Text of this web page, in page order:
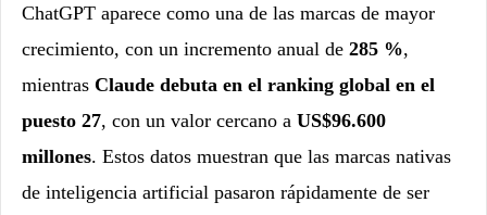
ChatGPT aparece como una de las marcas de mayor
crecimiento, con un incremento anual de 285 %,
mientras Claude debuta en el ranking global en el
puesto 27, con un valor cercano a US$96.600
millones. Estos datos muestran que las marcas nativas
de inteligencia artificial pasaron rápidamente de ser